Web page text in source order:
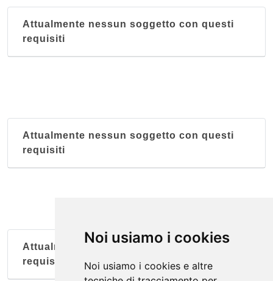
Noi usiamo i cookies
Noi usiamo i cookies e altre
Kuletto's
La Cueva
via delle Balate 13/15, Palermo
Attualmente nessun soggetto con questi
requisiti
Attualmente nessun soggetto con questi
requisiti
Attualmente nessun soggetto con questi
requisiti